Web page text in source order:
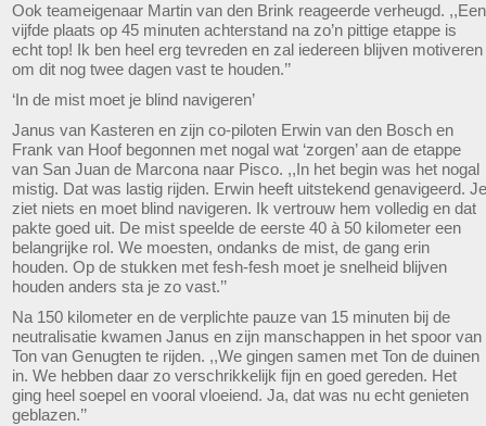
Ook teameigenaar Martin van den Brink reageerde verheugd. ,,Een
vijfde plaats op 45 minuten achterstand na zo’n pittige etappe is
echt top! Ik ben heel erg tevreden en zal iedereen blijven motiveren
om dit nog twee dagen vast te houden.’’
‘In de mist moet je blind navigeren’
Janus van Kasteren en zijn co-piloten Erwin van den Bosch en
Frank van Hoof begonnen met nogal wat ‘zorgen’ aan de etappe
van San Juan de Marcona naar Pisco. ,,In het begin was het nogal
mistig. Dat was lastig rijden. Erwin heeft uitstekend genavigeerd. Je
ziet niets en moet blind navigeren. Ik vertrouw hem volledig en dat
pakte goed uit. De mist speelde de eerste 40 à 50 kilometer een
belangrijke rol. We moesten, ondanks de mist, de gang erin
houden. Op de stukken met fesh-fesh moet je snelheid blijven
houden anders sta je zo vast.’’
Na 150 kilometer en de verplichte pauze van 15 minuten bij de
neutralisatie kwamen Janus en zijn manschappen in het spoor van
Ton van Genugten te rijden. ,,We gingen samen met Ton de duinen
in. We hebben daar zo verschrikkelijk fijn en goed gereden. Het
ging heel soepel en vooral vloeiend. Ja, dat was nu echt genieten
geblazen.’’